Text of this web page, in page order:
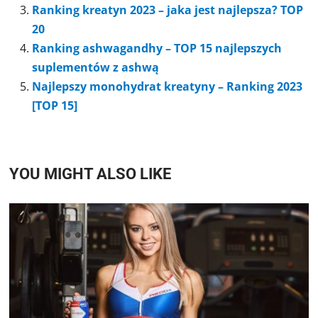
Ranking kreatyn 2023 – jaka jest najlepsza? TOP
20
Ranking ashwagandhy – TOP 15 najlepszych
suplementów z ashwą
Najlepszy monohydrat kreatyny – Ranking 2023
[TOP 15]
YOU MIGHT ALSO LIKE